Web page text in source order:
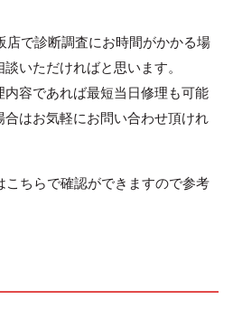
店で診断調査にお時間がかかる場
いただければと思います。
容であれば最短当日修理も可能
はお気軽にお問い合わせ頂けれ
こちらで確認ができますので参考